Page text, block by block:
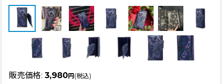
販売価格: 3,980円 (税込)